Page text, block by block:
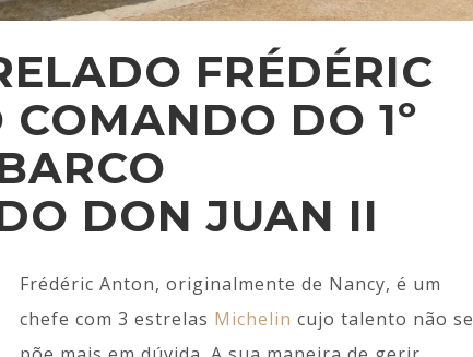
FRÉDÉRIC
DO 1º
DONJUAN II
Frédéric Anton, originalmente de Nancy, é um
chefe com 3 estrelas Michelin cujo talento não se